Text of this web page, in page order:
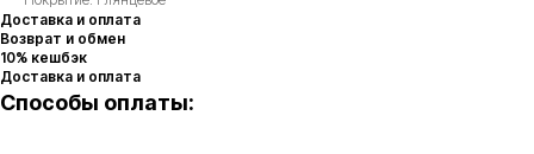
Доставка и оплата
Возврат и обмен
10% кешбэк
Доставка и оплата
Способы оплаты: